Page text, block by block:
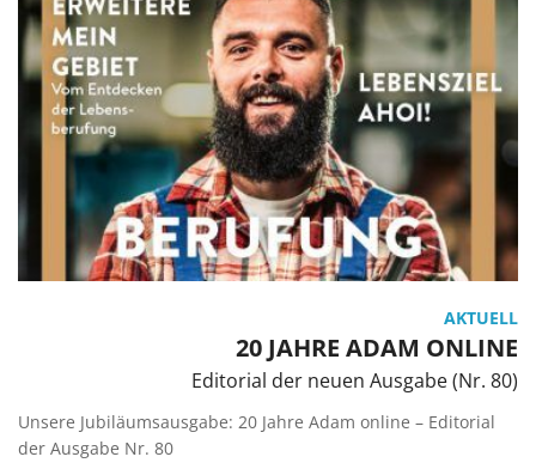
AKTUELL
20 JAHRE ADAM ONLINE
Editorial der neuen Ausgabe (Nr. 80)
Unsere Jubiläumsausgabe: 20 Jahre Adam online – Editorial
der Ausgabe Nr. 80